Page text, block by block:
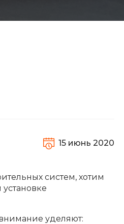
15 июнь 2020
систем, хотим
уделяют: